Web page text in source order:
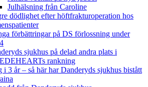
Julhälsning från Caroline
dödlighet efter höftfrakturoperation hos
förbättringar på DS förlossning under
sjukhus på delad andra plats i
rankning
i 3 år – så här har Danderyds sjukhus bistått